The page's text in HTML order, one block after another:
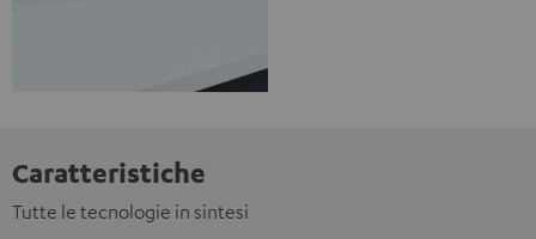
Caratteristiche
Tutte le tecnologie in sintesi